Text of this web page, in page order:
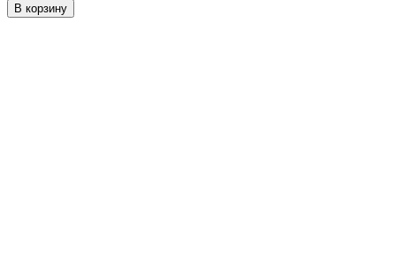
В корзину